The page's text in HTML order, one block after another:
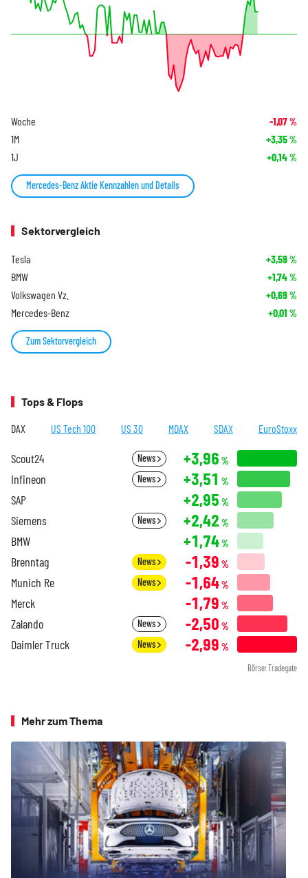
Woche -1,07%
1M +3,35%
1J +0,14%
Mercedes-Benz Aktie Kennzahlen und Details
Sektorvergleich
Tesla +3,59%
BMW +1,74%
Volkswagen Vz. +0,69%
Mercedes-Benz +0,01 %
Zum Sektorvergleich
Tops & Flops
DAX US Tech 100 US 30 MDAX SDAX EuroStoxx
Scout24 News +3,96 %
Infineon News +3,51 %
SAP +2,95 %
Siemens News +2,42 %
BMW +1,74%
Brenntag News -1,39 %
Munich Re News -1,64%
Merck -1,79 %
Zalando News -2,50 %
Daimler Truck News -2,99 %
Börse: Tradegate
Mehr zum Thema